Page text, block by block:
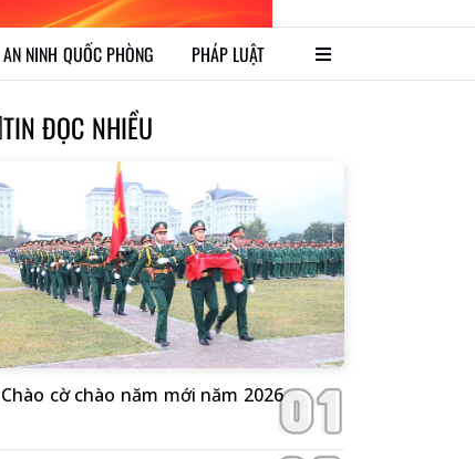
AN NINH QUỐC PHÒNG PHÁP LUẬT
TIN ĐỌC NHIỀU
Chào cờ chào năm mới năm 2026